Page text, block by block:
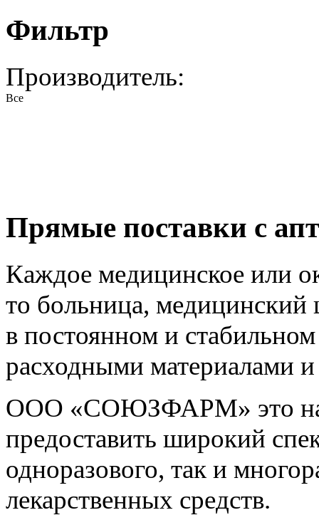
Фильтр
Производитель:
Все
Прямые поставки с
Каждое медицинское или
то больница,
в постоянном и
расходными материалами
ООО «СОЮЗФАРМ» это
предоставить широкий
одноразового, так и
лекарственных средств.